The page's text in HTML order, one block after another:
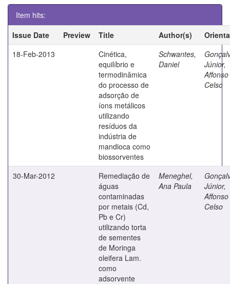
Item hits:
Issue Date
Preview Title Author(s)
18-Feb-2013
Cinética,
equilíbrio e
termodinâmica
do processo de
adsorção de
íons metálicos
utilizando
resíduos da
indústria de
mandioca como
biossorventes
Schwantes,
Daniel
Júnior,
Affonso
Celso
30-Mar-2012
Remediação de
águas
contaminadas
por metais (Cd,
Pb e Cr)
utilizando torta
de sementes
de Moringa
oleifera Lam.
como
adsorvente
Meneghel,
Ana Paula
Júnior,
Affonso
Celso